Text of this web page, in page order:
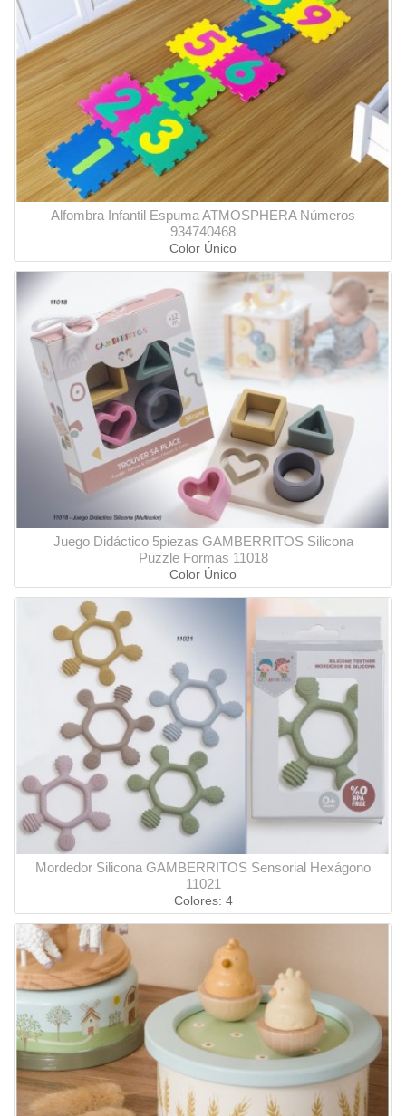
Alfombra Infantil Espuma ATMOSPHERA Números
934740468
Color Único
Juego Didáctico 5piezas GAMBERRITOS Silicona
Puzzle Formas 11018
Color Único
Mordedor Silicona GAMBERRITOS Sensorial Hexágono
11021
Colores: 4